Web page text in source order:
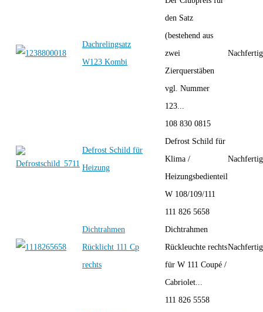
Dachrelingsatz
W123 Kombi
den Satz
(bestehend aus
zwei
Zierquerstäben
vgl. Nummer
123...
Defrost Schild für
Heizung
108 830 0815
Defrost Schild für
Klima /
Heizungsbedienteil
W 108/109/111
Dichtrahmen
Rücklicht 111 Cp
rechts
111 826 5658
Dichtrahmen
Rückleuchte rechts
für W 111 Coupé /
Cabriolet...
111 826 5558